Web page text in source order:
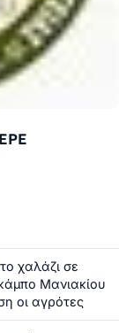
χαλάζι σε
Μανιακίου
οι αγρότες